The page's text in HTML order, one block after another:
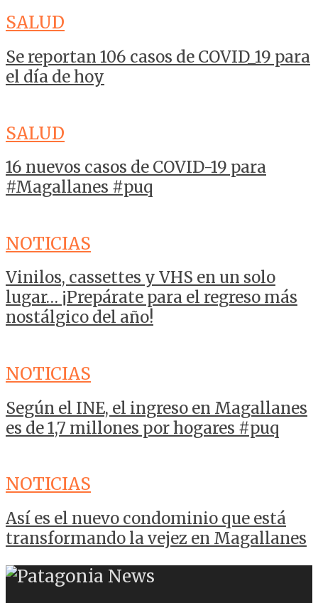
SALUD
Se reportan 106 casos de COVID_19 para
el día de hoy
SALUD
16 nuevos casos de COVID-19 para
#Magallanes #puq
NOTICIAS
Vinilos, cassettes y VHS en un solo
lugar… ¡Prepárate para el regreso más
nostálgico del año!
NOTICIAS
Según el INE, el ingreso en Magallanes
es de 1,7 millones por hogares #puq
NOTICIAS
Así es el nuevo condominio que está
transformando la vejez en Magallanes